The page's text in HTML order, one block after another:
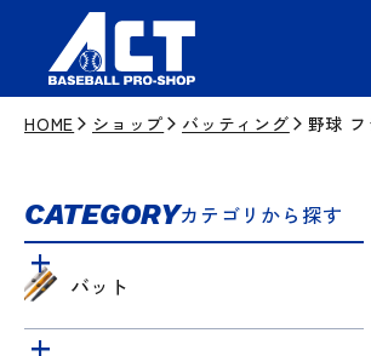
HOME ショップ バッティング 野球
CATEGORYカテゴリから探す
バット